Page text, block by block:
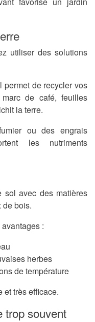
utiliser des solutions
permet de recycler vos
marc de café, feuilles
la terre.
ou des engrais
les nutriments
sol avec des matières
de bois.
:
herbes
de température
et très efficace.
trop souvent